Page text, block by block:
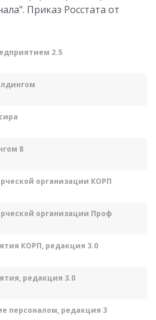
Приказ Росстата от
2.5
8
организации КОРП
организации Проф
КОРП, редакция 3.0
редакция 3.0
персоналом, редакция 3